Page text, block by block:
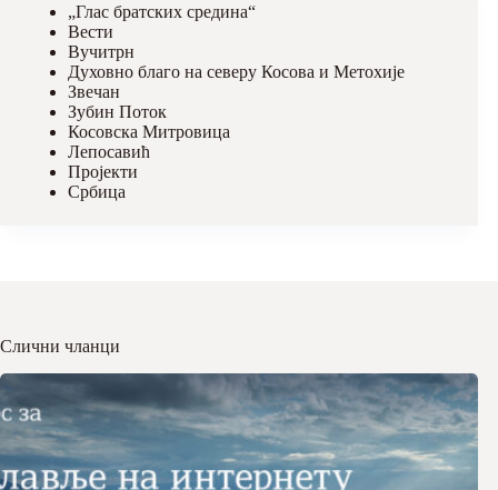
„Глас братских средина“
Вести
Вучитрн
Духовно благо на северу Косова и Метохије
Звечан
Зубин Поток
Косовска Митровица
Лепосавић
Пројекти
Србица
Слични чланци